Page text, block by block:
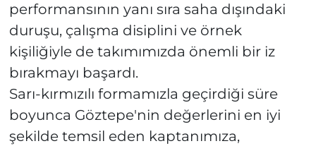
performansının yanı sıra saha dışındaki
duruşu, çalışma disiplini ve örnek
kişiliğiyle de takımımızda önemli bir iz
bırakmayı başardı.
Sarı-kırmızılı formamızla geçirdiği süre
boyunca Göztepe'nin değerlerini en iyi
şekilde temsil eden kaptanımıza,